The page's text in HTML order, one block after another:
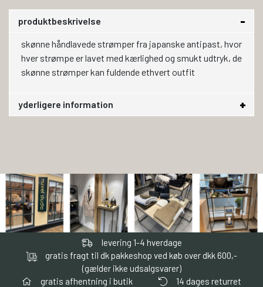
produktbeskrivelse
skønne håndlavede strømper fra japanske antipast, hvor
hver strømpe er lavet med kærlighed og smukt udtryk, de
skønne strømper kan fuldende ethvert outfit
yderligere information
levering 1-4 hverdage
gratis fragt til dk pakkeshop ved køb over dkk 600,-
(gælder ikke udsalgsvarer)
gratis afhentning i butik
14 dages returret